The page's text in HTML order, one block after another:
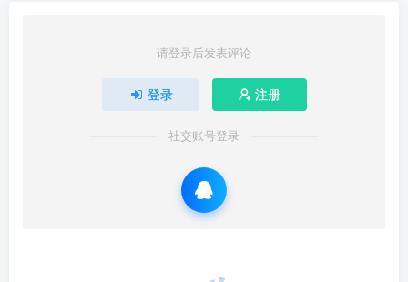
请登录后发表评论
登录 注册
社交账号登录